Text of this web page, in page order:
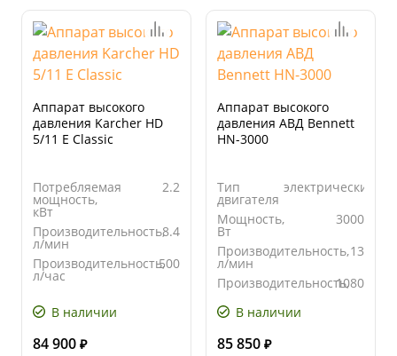
Аппарат высокого
давления Karcher HD
5/11 E Classic
Потребляемая
мощность,
кВт
2.2
Производительность,
л/мин
8.4
Производительность,
л/час
500
давление,
барВ наличии
84 900 ₽
Аппарат высокого
давления АВД Bennett
HN-3000
Тип
двигателя
электрический
Мощность,
Вт
3000
Производительность,
л/мин
13
Производительность,
л/час
1080
В наличии
85 850 ₽